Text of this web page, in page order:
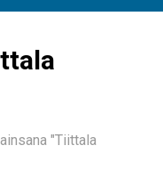
"Tiittala